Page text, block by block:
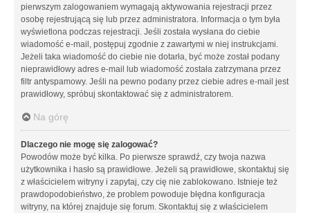
pierwszym zalogowaniem wymagają aktywowania rejestracji przez
osobę rejestrującą się lub przez administratora. Informacja o tym była
wyświetlona podczas rejestracji. Jeśli została wysłana do ciebie
wiadomość e-mail, postępuj zgodnie z zawartymi w niej instrukcjami.
Jeżeli taka wiadomość do ciebie nie dotarła, być może został podany
nieprawidłowy adres e-mail lub wiadomość została zatrzymana przez
filtr antyspamowy. Jeśli na pewno podany przez ciebie adres e-mail jest
prawidłowy, spróbuj skontaktować się z administratorem.
Na górę
Dlaczego nie mogę się zalogować?
Powodów może być kilka. Po pierwsze sprawdź, czy twoja nazwa
użytkownika i hasło są prawidłowe. Jeżeli są prawidłowe, skontaktuj się
z właścicielem witryny i zapytaj, czy cię nie zablokowano. Istnieje też
prawdopodobieństwo, że problem powoduje błędna konfiguracja
witryny, na której znajduje się forum. Skontaktuj się z właścicielem